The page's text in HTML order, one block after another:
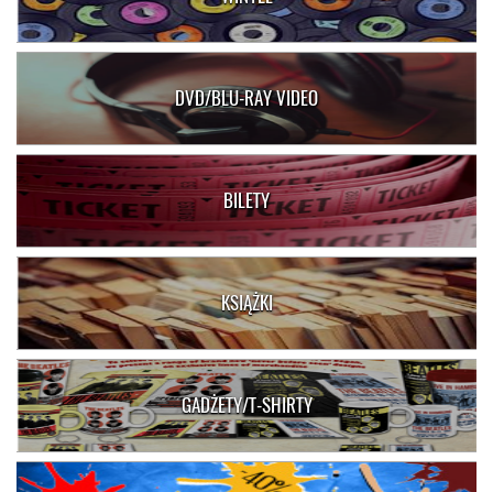
DVD/BLU-RAY VIDEO
BILETY
KSIĄŻKI
GADŻETY/T-SHIRTY